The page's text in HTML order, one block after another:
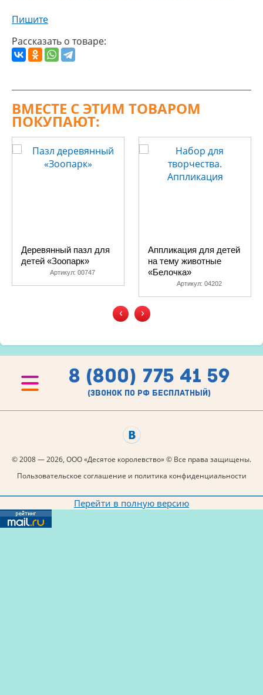
Пишите
Рассказать о товаре:
ВМЕСТЕ С ЭТИМ ТОВАРОМ
ПОКУПАЮТ:
Деревянный пазл для
детей «Зоопарк»
Артикул: 00747
Аппликация для детей
на тему животные
«Белочка»
Артикул: 04202
‹ ›
8 (800) 775 41 59
(звонок по рф бесплатный)
© 2008 — 2026, ООО «Десятое королевство» © Все права защищены.
Пользовательское соглашение и политика конфиденциальности
Перейти в полную версию